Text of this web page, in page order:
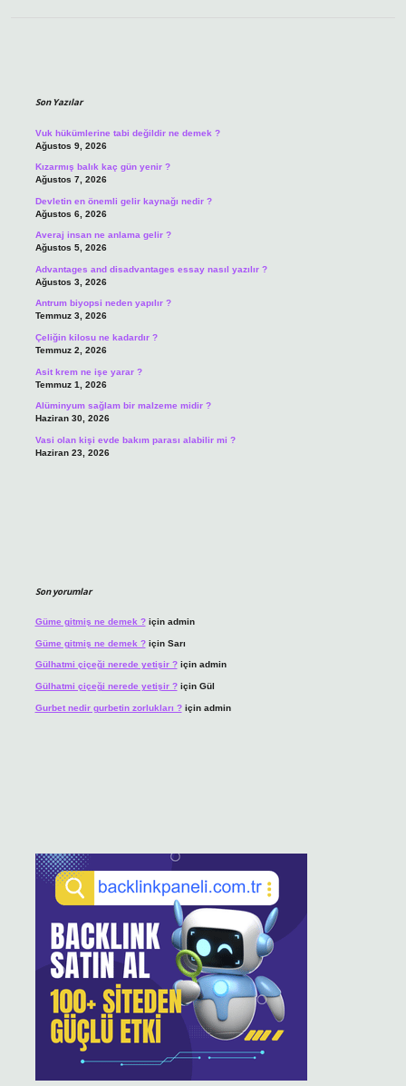
Son Yazılar
Vuk hükümlerine tabi değildir ne demek ?
Ağustos 9, 2026
Kızarmış balık kaç gün yenir ?
Ağustos 7, 2026
Devletin en önemli gelir kaynağı nedir ?
Ağustos 6, 2026
Averaj insan ne anlama gelir ?
Ağustos 5, 2026
Advantages and disadvantages essay nasıl yazılır ?
Ağustos 3, 2026
Antrum biyopsi neden yapılır ?
Temmuz 3, 2026
Çeliğin kilosu ne kadardır ?
Temmuz 2, 2026
Asit krem ne işe yarar ?
Temmuz 1, 2026
Alüminyum sağlam bir malzeme midir ?
Haziran 30, 2026
Vasi olan kişi evde bakım parası alabilir mi ?
Haziran 23, 2026
Son yorumlar
Güme gitmiş ne demek ?için admin
Güme gitmiş ne demek ?için Sarı
Gülhatmi çiçeği nerede yetişir ?için admin
Gülhatmi çiçeği nerede yetişir ?için Gül
Gurbet nedir gurbetin zorlukları ?için admin